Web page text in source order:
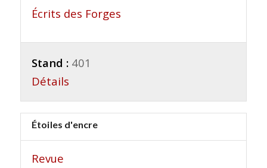
Écrits des Forges
Stand : 401
Détails
Étoiles d'encre
Revue